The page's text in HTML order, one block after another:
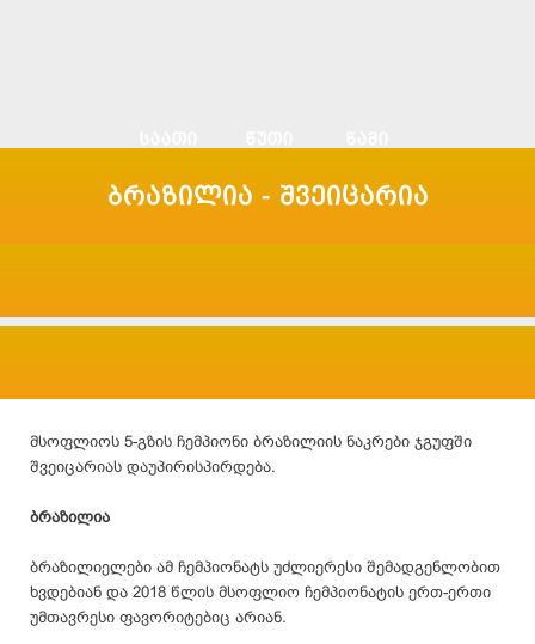
ბრაზილია - შვეიცარია
მსოფლიოს 5-გზის ჩემპიონი ბრაზილიის ნაკრები ჯგუფში
შვეიცარიას დაუპირისპირდება.
ბრაზილია
ბრაზილიელები ამ ჩემპიონატს უძლიერესი შემადგენლობით
ხვდებიან და 2018 წლის მსოფლიო ჩემპიონატის ერთ-ერთი
უმთავრესი ფავორიტებიც არიან.